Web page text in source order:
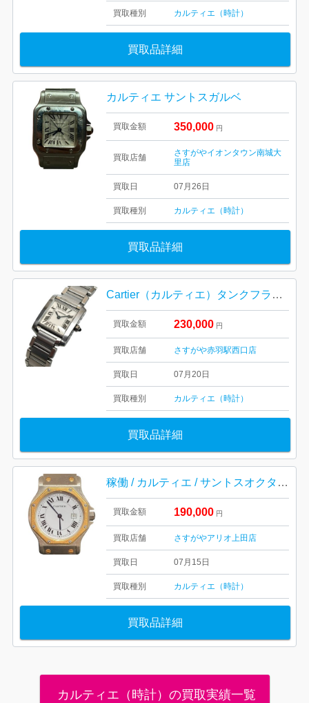
買取種別 カルティエ（時計）
買取品詳細
カルティエ サントスガルベ
買取金額 350,000 円
買取店舗
さすがやイオンタウン南城大
里店
買取日 07月26日
買取種別 カルティエ（時計）
買取品詳細
Cartier（カルティエ）タンクフランセーズSM
買取金額 230,000 円
買取店舗 さすがや赤羽駅西口店
買取日 07月20日
買取種別 カルティエ（時計）
買取品詳細
稼働 / カルティエ / サントスオクタゴンLM / 傷
買取金額 190,000 円
買取店舗 さすがやアリオ上田店
買取日 07月15日
買取種別 カルティエ（時計）
買取品詳細
カルティエ（時計）の買取実績一覧